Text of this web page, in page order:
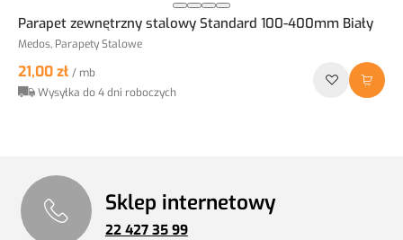
Parapet zewnętrzny stalowy Standard 100-400mm Biały
Medos, Parapety Stalowe
21,00 zł / mb
Wysyłka do 4 dni roboczych
Sklep internetowy
22 427 35 99